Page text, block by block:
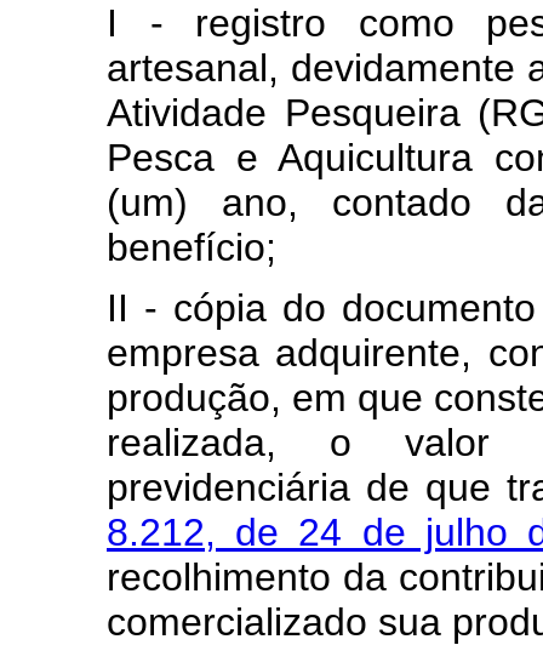
I - registro como
artesanal, devidamente
Atividade Pesqueira
Pesca e Aquicultura
(um) ano, contado
benefício;
II - cópia do
empresa adquirente,
produção, em que
realizada, o valor
previdenciária de que
8.212, de 24 de julho
recolhimento da
comercializado sua